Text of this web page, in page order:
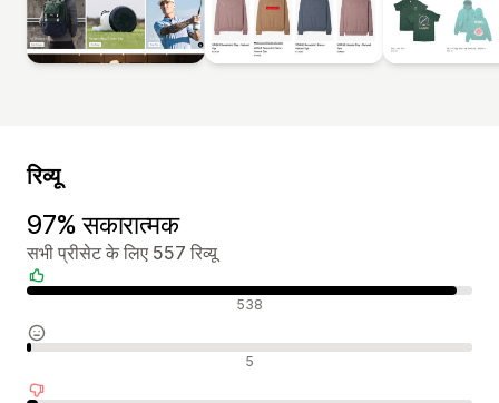
रिव्यू
97% सकारात्मक
सभी प्रीसेट के लिए 557 रिव्यू
सकारात्मक रिव्यू 538
न्यूट्रल रिव्यू 5